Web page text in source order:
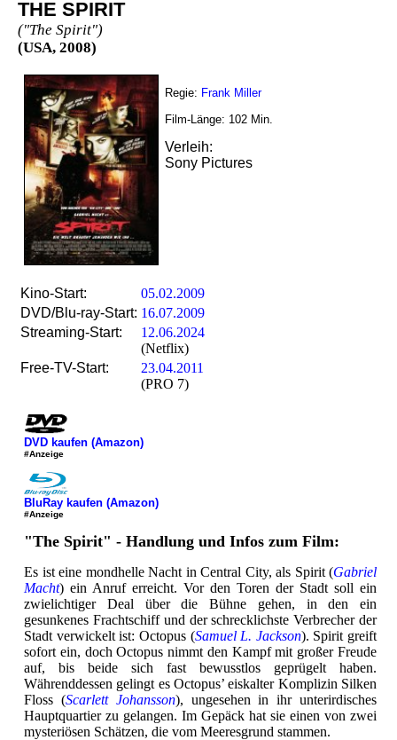
THE SPIRIT
("The Spirit")
(USA, 2008)
Regie: Frank Miller
Film-Länge: 102 Min.
Verleih:
Sony Pictures
Kino-Start:
05.02.2009
DVD/Blu-ray-Start: 16.07.2009
Streaming-Start:
12.06.2024
(Netflix)
Free-TV-Start:
23.04.2011
(PRO 7)
DVD kaufen (Amazon)
#Anzeige
BluRay kaufen (Amazon)
#Anzeige
"The Spirit" - Handlung und Infos zum Film:
Es ist eine mondhelle Nacht in Central City, als Spirit (Gabriel
Macht) ein Anruf erreicht. Vor den Toren der Stadt soll ein
zwielichtiger Deal über die Bühne gehen, in den ein
gesunkenes Frachtschiff und der schrecklichste Verbrecher der
Stadt verwickelt ist: Octopus (Samuel L. Jackson). Spirit greift
sofort ein, doch Octopus nimmt den Kampf mit großer Freude
auf, bis beide sich fast bewusstlos geprügelt haben.
Währenddessen gelingt es Octopus’ eiskalter Komplizin Silken
Floss (Scarlett Johansson), ungesehen in ihr unterirdisches
Hauptquartier zu gelangen. Im Gepäck hat sie einen von zwei
mysteriösen Schätzen, die vom Meeresgrund stammen.